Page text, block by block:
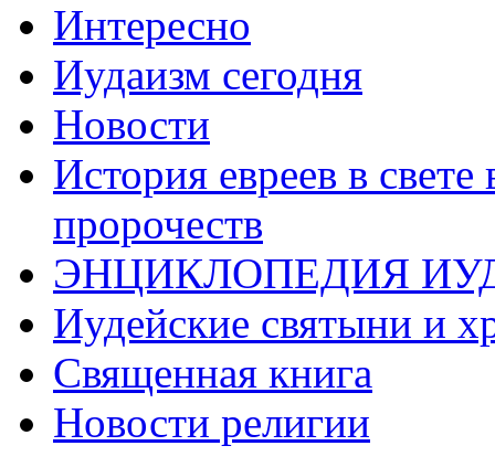
Интересно
Иудаизм сегодня
Новости
История евреев в
пророчеств
ЭНЦИКЛОПЕДИЯ
Иудейские святыни и
Священная книга
Новости религии